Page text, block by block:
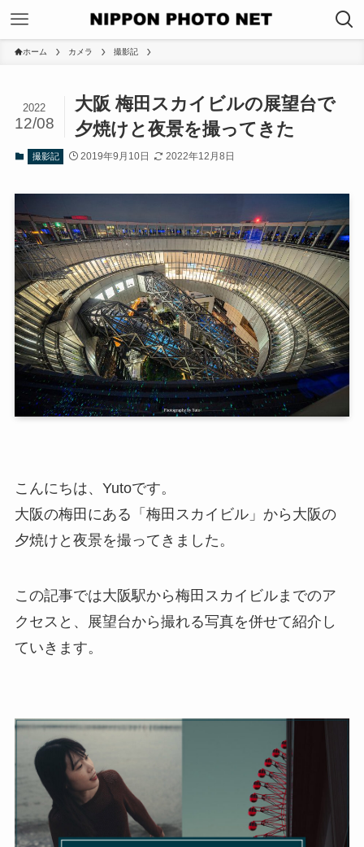
ホーム カメラ 撮影記
大阪 梅田スカイビルの展望台で
夕焼けと夜景を撮ってきた
2022
12/08
撮影記 2019年9月10日 2022年12月8日
こんにちは、Yutoです。
大阪の梅田にある「梅田スカイビル」から大阪の
夕焼けと夜景を撮ってきました。
この記事では大阪駅から梅田スカイビルまでのア
クセスと、展望台から撮れる写真を併せて紹介し
ていきます。